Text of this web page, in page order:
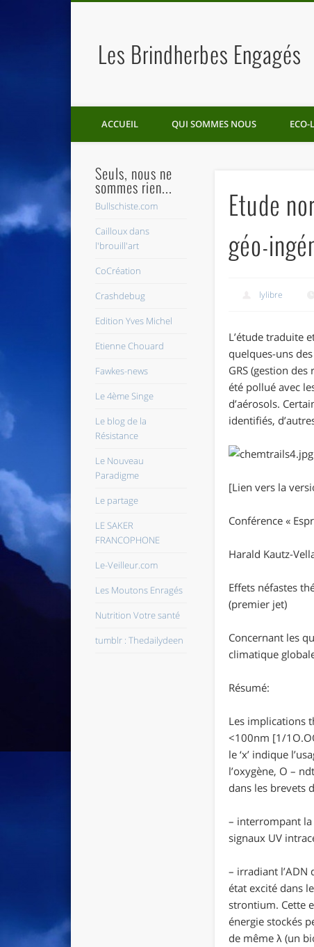
Les Brindherbes Engagés
ACCUEIL QUI SOMMES NOUS ECO-
Etude
géo-
lylibre
L’étude traduite
quelques-uns
GRS (gestion
été pollué avec
d’aérosols.
identifiés,
[Lien vers la
Conférence «
Harald Kautz-
Effets néfastes
(premier jet)
Concernant les
climatique
Résumé:
Les implications
<100nm [1/
le ‘x’ indique
l’oxygène, O –
dans les brevets
– interrompant la
signaux UV
– irradiant l’ADN
état excité dans
strontium. Cette
énergie stockés
de même λ (un
Seuls, nous ne
sommes rien...
Bullschiste.com
Cailloux dans
l'brouill'art
CoCréation
Crashdebug
Edition Yves Michel
Etienne Chouard
Fawkes-news
Le 4ème Singe
Le blog de la
Résistance
Le Nouveau
Paradigme
Le partage
LE SAKER
FRANCOPHONE
Le-Veilleur.com
Les Moutons Enragés
Nutrition Votre santé
tumblr : Thedailydeen